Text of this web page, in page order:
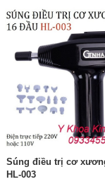
Súng điều trị cơ
HL-003